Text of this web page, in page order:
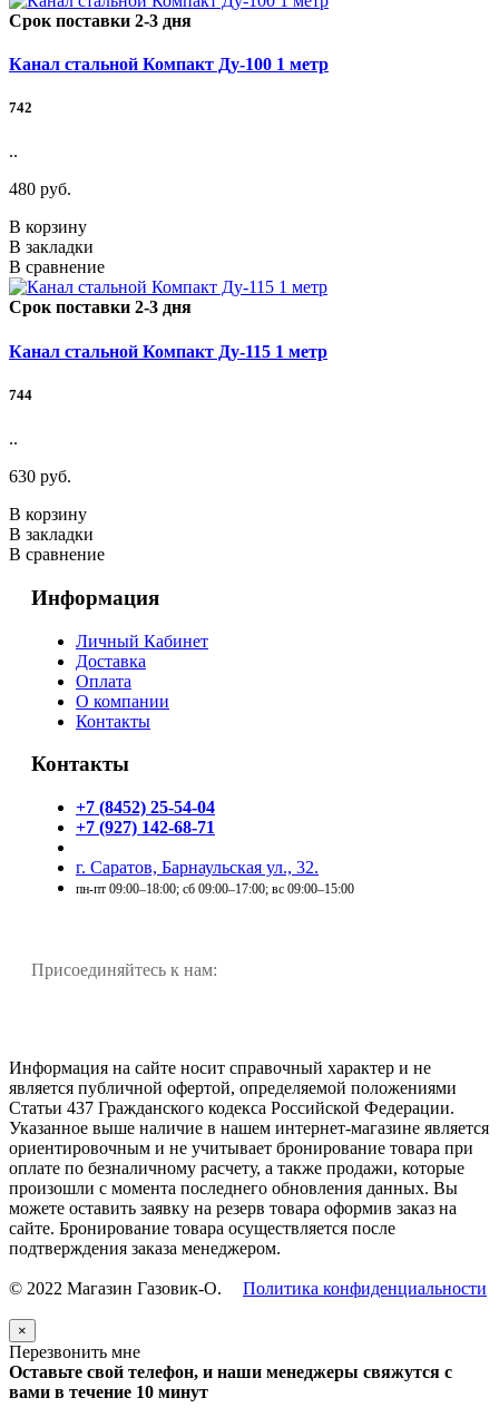
Срок поставки 2-3 дня
Канал стальной Компакт Ду-100 1 метр
742
..
480 руб.
В корзину
В закладки
В сравнение
Срок поставки 2-3 дня
Канал стальной Компакт Ду-115 1 метр
744
..
630 руб.
В корзину
В закладки
В сравнение
Информация
Личный Кабинет
Доставка
Оплата
О компании
Контакты
Контакты
+7 (8452) 25-54-04
+7 (927) 142-68-71
г. Саратов, Барнаульская ул., 32.
пн-пт 09:00–18:00; сб 09:00–17:00; вс 09:00–15:00
Присоединяйтесь к нам:
Информация на сайте носит справочный характер и не
является публичной офертой, определяемой положениями
Статьи 437 Гражданского кодекса Российской Федерации.
Указанное выше наличие в нашем интернет-магазине является
ориентировочным и не учитывает бронирование товара при
оплате по безналичному расчету, а также продажи, которые
произошли с момента последнего обновления данных. Вы
можете оставить заявку на резерв товара оформив заказ на
сайте. Бронирование товара осуществляется после
подтверждения заказа менеджером.
© 2022 Магазин Газовик-О. Политика конфиденциальности
×
Перезвонить мне
Оставьте свой телефон, и наши менеджеры свяжутся с
вами в течение 10 минут